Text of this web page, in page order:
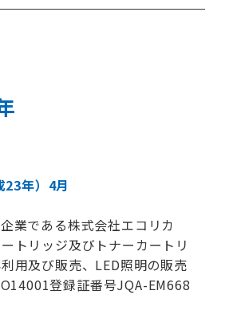
23年） 4月
業である株式会社エコリカ
トリッジ及びトナーカートリ
用及び販売、LED照明の販売
登録証番号JQA-EM668